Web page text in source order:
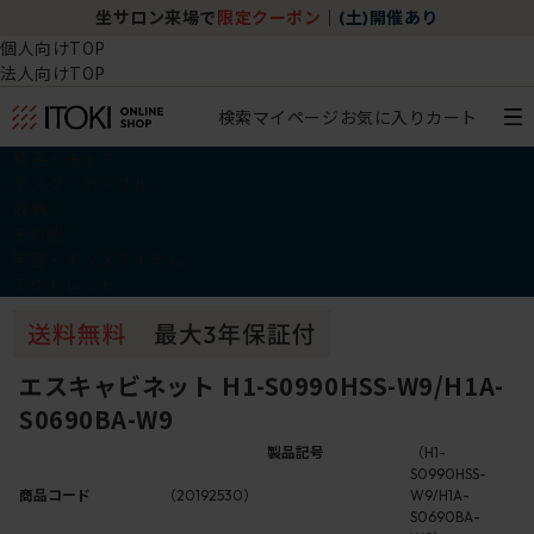
坐サロン来場で 限定クーポン (土)開催あり
個人向けTOP
法人向けTOP
検索マイページ お気に入り カート
エスキャビネット H1-S0990HSS-W9/H1A-
S0690BA-W9
商品コード （20192530）
製品記号
（H1-
S0990HSS-
W9/H1A-
S0690BA-